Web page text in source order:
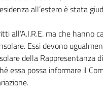
all’estero è stata
all’A.I.R.E. ma che hanno
Essi devono
della Rappresentanza
essa possa informare il